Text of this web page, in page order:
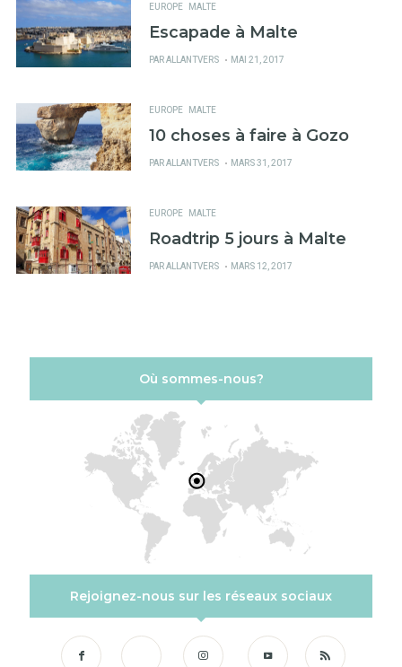
EUROPE MALTE
Escapade à Malte
PARALLANTVERS
PUBLIÉ
MAI 21, 2017
EUROPE MALTE
10 choses à faire à Gozo
PARALLANTVERS
PUBLIÉ
MARS 31, 2017
EUROPE MALTE
Roadtrip 5 jours à Malte
PARALLANTVERS
PUBLIÉ
MARS 12, 2017
Où sommes-nous?
Rejoignez-nous sur les réseaux sociaux